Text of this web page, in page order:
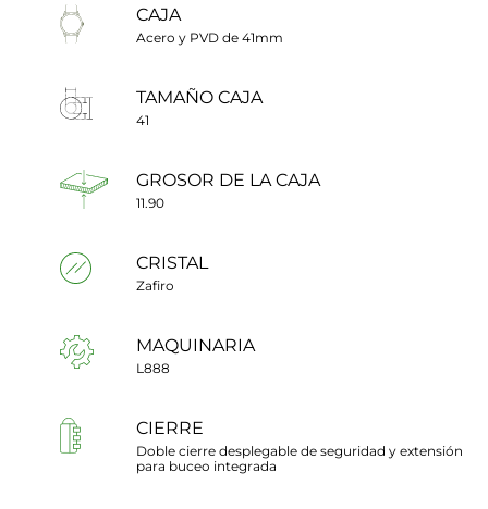
CAJA
Acero y PVD de 41mm
TAMAÑO CAJA
41
GROSOR DE LA CAJA
11.90
CRISTAL
Zafiro
MAQUINARIA
L888
CIERRE
Doble cierre desplegable de seguridad y extensión
para buceo integrada